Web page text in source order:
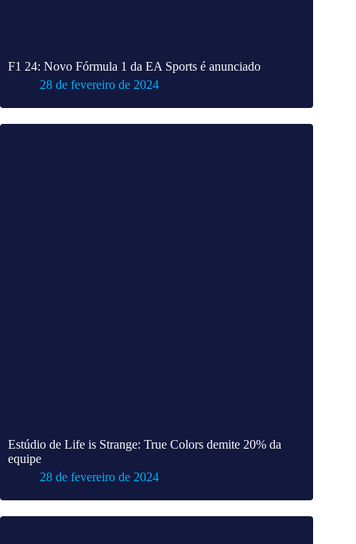
F1 24: Novo Fórmula 1 da EA Sports é anunciado
28 de fevereiro de 2024
Estúdio de Life is Strange: True Colors demite 20% da
equipe
28 de fevereiro de 2024